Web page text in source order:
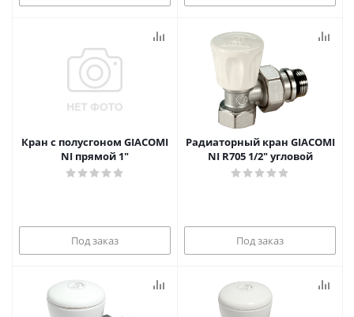
Кран с полусгоном GIACOMI
NI прямой 1"
Под заказ
Радиаторный кран GIACOMI
NI R705 1/2" угловой
Под заказ